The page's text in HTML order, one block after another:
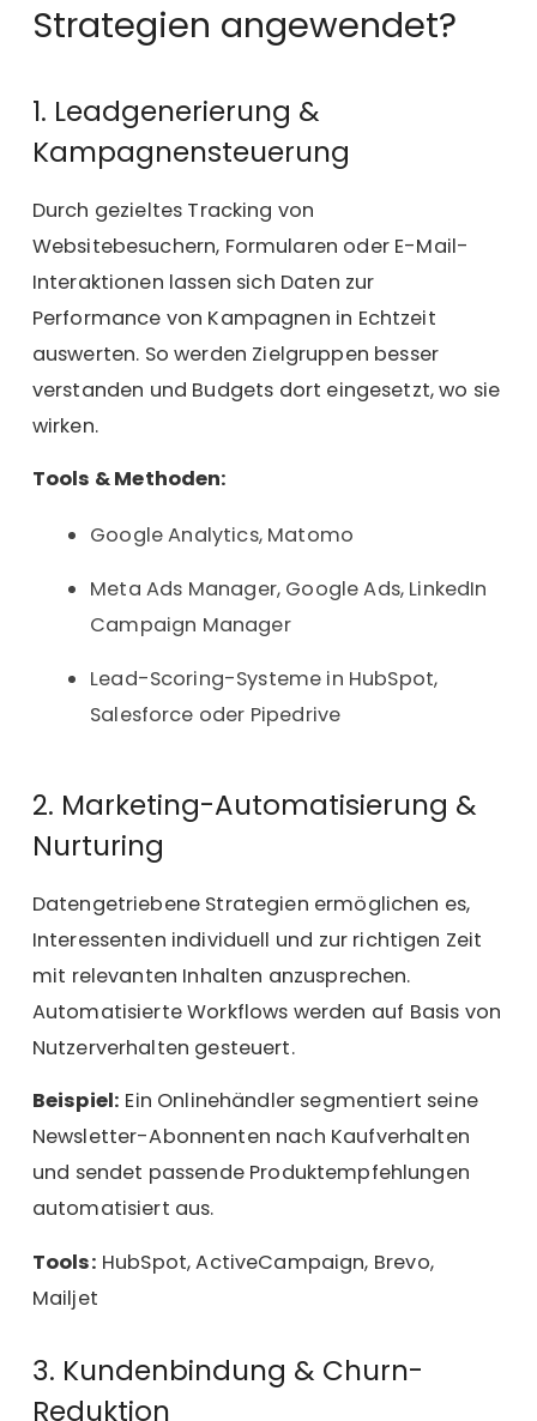
Strategien angewendet?
1. Leadgenerierung &
Kampagnensteuerung
Durch gezieltes Tracking von
Websitebesuchern, Formularen oder E-Mail-
Interaktionen lassen sich Daten zur
Performance von Kampagnen in Echtzeit
auswerten. So werden Zielgruppen besser
verstanden und Budgets dort eingesetzt, wo sie
wirken.
Tools & Methoden:
Google Analytics, Matomo
Meta Ads Manager, Google Ads, LinkedIn
Campaign Manager
Lead-Scoring-Systeme in HubSpot,
Salesforce oder Pipedrive
2. Marketing-Automatisierung &
Nurturing
Datengetriebene Strategien ermöglichen es,
Interessenten individuell und zur richtigen Zeit
mit relevanten Inhalten anzusprechen.
Automatisierte Workflows werden auf Basis von
Nutzerverhalten gesteuert.
Beispiel: Ein Onlinehändler segmentiert seine
Newsletter-Abonnenten nach Kaufverhalten
und sendet passende Produktempfehlungen
automatisiert aus.
Tools: HubSpot, ActiveCampaign, Brevo,
Mailjet
3. Kundenbindung & Churn-
Reduktion